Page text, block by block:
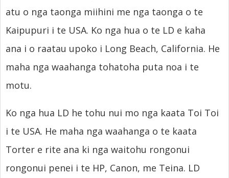
atu o nga taonga miihini me nga taonga o te
Kaipupuri i te USA. Ko nga hua o te LD e kaha
ana i o raatau upoko i Long Beach, California. He
maha nga waahanga tohatoha puta noa i te
motu.
Ko nga hua LD he tohu nui mo nga kaata Toi Toi
i te USA. He maha nga waahanga o te kaata
Torter e rite ana ki nga waitohu rongonui
rongonui penei i te HP, Canon, me Teina. LD